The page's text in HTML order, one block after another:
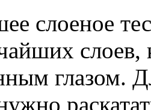
слоеное
слоев,
глазом.